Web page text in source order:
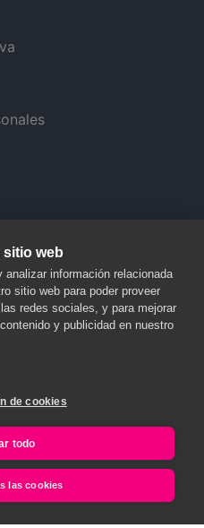
Todos los derechos reservados.
Privacy
web
información relacionada
sitio web para poder proveer
redes sociales, y para mejorar
y publicidad en nuestro
de cookies
todo
las cookies